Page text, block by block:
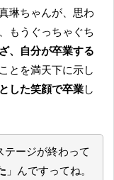
琳ちゃんが、思わ
もうぐっちゃぐち
、自分が卒業する
とを満天下に示し
した笑顔で卒業し
ージが終わって
」んですってね。